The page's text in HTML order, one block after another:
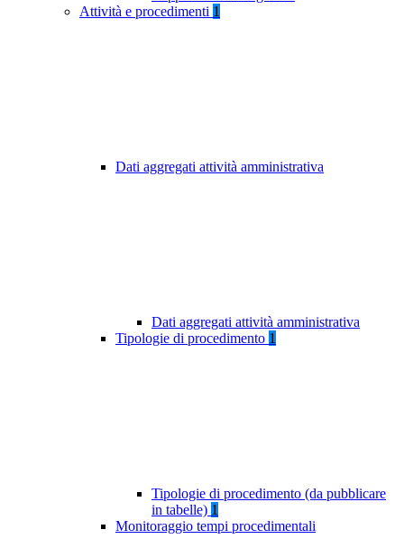
Attività e procedimenti 1
Dati aggregati attività amministrativa
Dati aggregati attività amministrativa
Tipologie di procedimento 1
Tipologie di procedimento (da pubblicare
in tabelle) 1
Monitoraggio tempi procedimentali